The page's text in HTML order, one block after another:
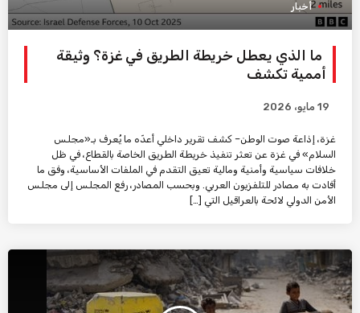
أخبار
ما الذي يعطل خريطة الطريق في غزة؟ وثيقة
أممية تكشف
19 مايو، 2026
غزة، إذاعة صوت الوطن– كشف تقرير داخلي أعدّه ما يُعرف بـ«مجلس
السلام» في غزة عن تعثر تنفيذ خريطة الطريق الخاصة بالقطاع، في ظل
خلافات سياسية وأمنية ومالية تعيق التقدم في الملفات الأساسية، وفق ما
أفادت به مصادر للتلفزيون العربي. وبحسب المصادر، رفع المجلس إلى مجلس
الأمن الدولي لائحة بالعراقيل التي […]